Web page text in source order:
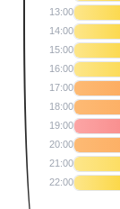
13:00
14:00
15:00
16:00
17:00
18:00
19:00
20:00
21:00
22:00